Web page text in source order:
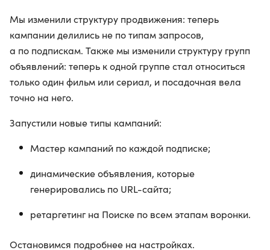
Мы изменили структуру продвижения: теперь
кампании делились не по типам запросов,
а по подпискам. Также мы изменили структуру групп
объявлений: теперь к одной группе стал относиться
только один фильм или сериал, и посадочная вела
точно на него.
Запустили новые типы кампаний:
Мастер кампаний по каждой подписке;
динамические объявления, которые
генерировались по URL-сайта;
ретаргетинг на Поиске по всем этапам воронки.
Остановимся подробнее на настройках.